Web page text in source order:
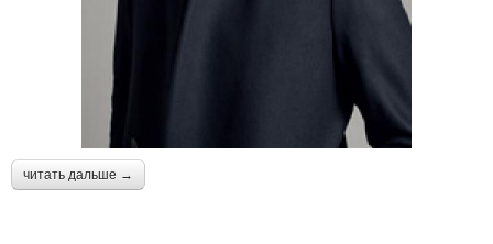
читать дальше →